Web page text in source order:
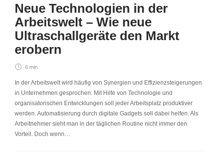
Neue Technologien in der
Arbeitswelt – Wie neue
Ultraschallgeräte den Markt
erobern
6 min
In der Arbeitswelt wird häufig von Synergien und Effizienzsteigerungen
in Unternehmen gesprochen. Mit Hilfe von Technologie und
organisatorischen Entwicklungen soll jeder Arbeitsplatz produktiver
werden. Automatisierung durch digitale Gadgets soll dabei helfen. Als
Arbeitnehmer sieht man in der täglichen Routine nicht immer den
Vorteil. Doch wenn…